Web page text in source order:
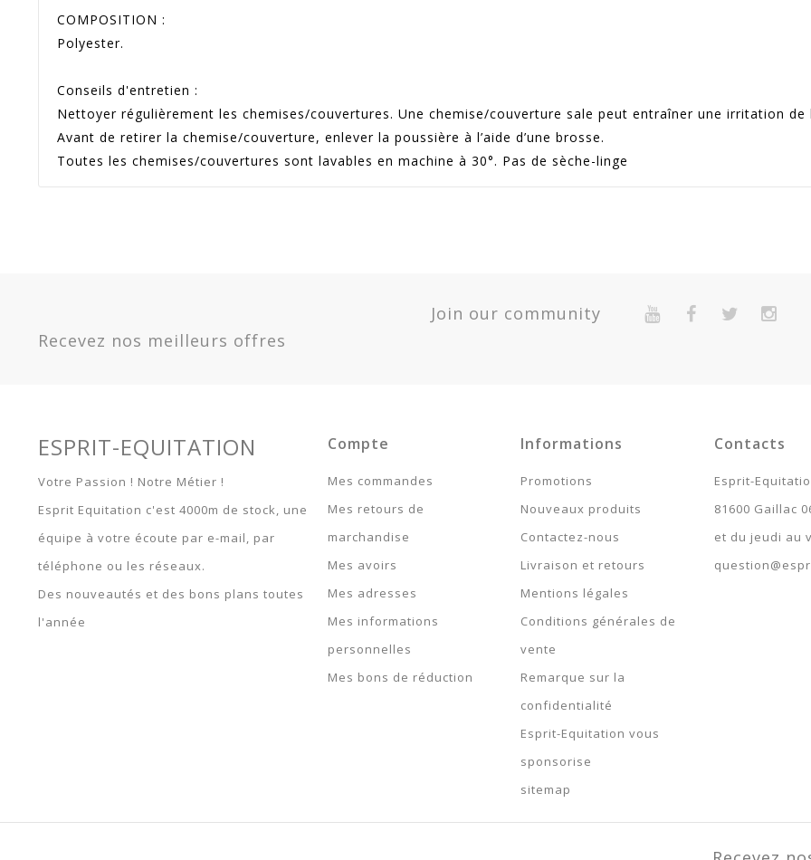
COMPOSITION :
Polyester.
Conseils d'entretien :
Nettoyer régulièrement les chemises/couvertures. Une chemise/couverture sale peut entraîner une irritation de
Avant de retirer la chemise/couverture, enlever la poussière à l’aide d’une brosse.
Toutes les chemises/couvertures sont lavables en machine à 30°. Pas de sèche-linge
Promotion
79,99 € 115,90 € 119,90 €
Expédié 5-7 jours
Taupe - 165 / 215 / 7.0 -
400757060
Taupe - 145 / 190 / 6.3 -
400757063
400757066
Expédié 5-7 jours
Join our community
Recevez nos meilleurs offres
ESPRIT-EQUITATION
Votre Passion ! Notre Métier !
Esprit Equitation c'est 4000m de stock, une
équipe à votre écoute par e-mail, par
téléphone ou les réseaux.
Des nouveautés et des bons plans toutes
l'année
Compte
Mes commandes
Mes retours de
marchandise
Mes avoirs
Mes adresses
Mes informations
personnelles
Mes bons de réduction
Informations
Promotions
Nouveaux produits
Contactez-nous
Livraison et retours
Mentions légales
Conditions générales de
vente
Remarque sur la
confidentialité
Esprit-Equitation vous
sponsorise
sitemap
Contacts
Esprit-
81600 Gaillac
et du jeudi au